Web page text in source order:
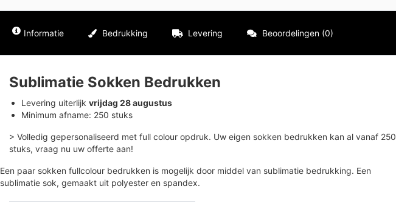
Informatie Bedrukking Levering Beoordelingen (0)
Sublimatie Sokken Bedrukken
Levering uiterlijk vrijdag 28 augustus
Minimum afname: 250 stuks
> Volledig gepersonaliseerd met full colour opdruk. Uw eigen sokken bedrukken kan al vanaf 250
stuks, vraag nu uw offerte aan!
Een paar sokken fullcolour bedrukken is mogelijk door middel van sublimatie bedrukking. Een
sublimatie sok, gemaakt uit polyester en spandex.